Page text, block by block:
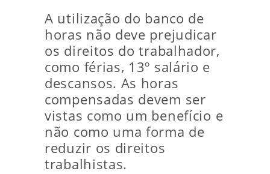
A utilização do banco de
horas não deve prejudicar
os direitos do trabalhador,
como férias, 13º salário e
descansos. As horas
compensadas devem ser
vistas como um benefício e
não como uma forma de
reduzir os direitos
trabalhistas.